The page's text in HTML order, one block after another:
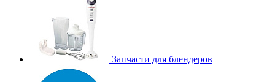
Запчасти для блендеров